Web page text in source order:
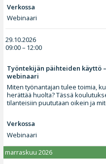
Verkossa
Webinaari
29.10.2026
09:00 – 12:00
Työntekijän päihteiden käyttö
webinaari
Miten työnantajan tulee toimia,
herättää huolta? Tässä
tilanteisiin puututaan oikein ja
Verkossa
Webinaari
marraskuu 2026